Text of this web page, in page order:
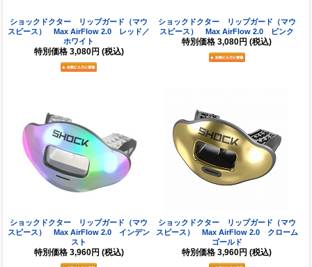
ショックドクター リップガード（マウ
スピース） Max AirFlow 2.0 レッド／
ホワイト
特別価格 3,080円 (税込)
ショックドクター リップガード（マウ
スピース） Max AirFlow 2.0 ピンク
特別価格 3,080円 (税込)
ショックドクター リップガード（マウ
スピース） Max AirFlow 2.0 インデン
スト
特別価格 3,960円 (税込)
ショックドクター リップガード（マウ
スピース） Max AirFlow 2.0 クローム
ゴールド
特別価格 3,960円 (税込)